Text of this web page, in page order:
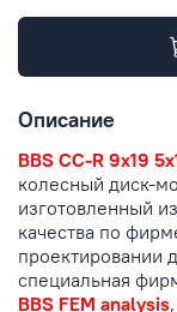
Описание
BBS CC-R 9x19
колесный диск-
изготовленный
качества по
проектировании
специальная
BBS FEM analysis